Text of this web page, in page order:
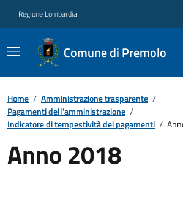
Regione Lombardia
Comune di Premolo
Home / Amministrazione trasparente /
Pagamenti dell'amministrazione /
Indicatore di tempestività dei pagamenti /
Anno 2018